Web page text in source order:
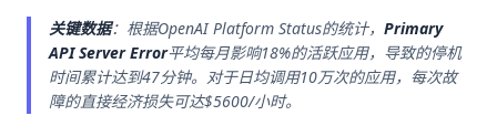
关键数据：根据OpenAI Platform Status的统计， Primary
API Server Error平均每月影响18%的活跃应用，导致的停机
时间累计达到47分钟。对于日均调用10万次的应用，每次故
障的直接经济损失可达$5600/小时。